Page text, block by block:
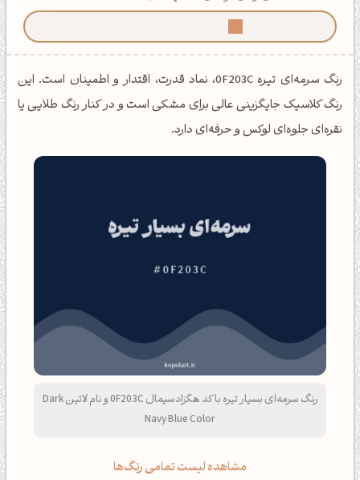
رنگ سرمه‌ای تیره 0F203C، نماد قدرت، اقتدار و اطمینان است. این
رنگ کلاسیک جایگزینی عالی برای مشکی است و در کنار رنگ طلایی یا
نقره‌ای جلوه‌ای لوکس و حرفه‌ای دارد.
رنگ سرمه‌ای بسیار تیره با کد هگزادسیمال 0F203C و نام لاتین Dark
Navy Blue Color
مشاهده لیست تمامی رنگ‌ها